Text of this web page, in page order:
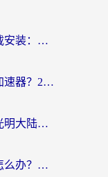
海外崩坏：星穹铁道加速器下载安装：一份给游子的终极网络指南
境外玩航海王热血航线用什么加速器？2026海外玩家实测最优方案（附欧洲问道堡垒前线加速技巧）
在异国他乡，寻找连接故土的光明大陆免费加速器
在海外玩坦克世界闪击战很卡怎么办？老玩家亲测有效的加速器选择指南